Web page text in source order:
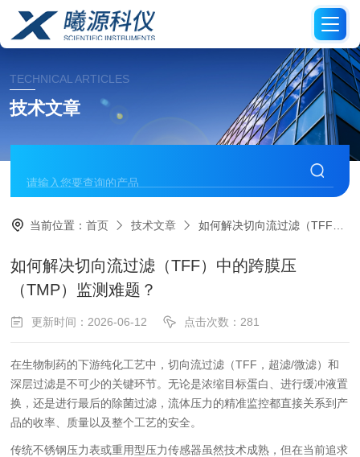
TECHNICAL ARTICLES
技术文章
当前位置：首页 技术文章 如何解决切向流过滤（TFF）中的跨膜压（TMP）监测难题？
如何解决切向流过滤（TFF）中的跨膜压
（TMP）监测难题？
更新时间：2026-06-12 点击次数：281
在生物制药的下游纯化工艺中，切向流过滤（TFF，超滤/微滤）和
深层过滤是不可少的关键环节。无论是浓缩目标蛋白、进行缓冲液置
换，还是进行最后的除菌过滤，流体压力的精准监控都直接关系到产
品的收率、质量以及整个工艺的安全。
传统不锈钢压力表或重用型压力传感器虽然技术成熟，但在当前追求